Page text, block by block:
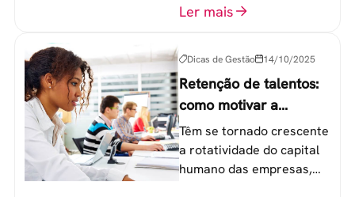
equipe de trabalho. 6
Ler mais
Dicas de Gestão 14/10/2025
Retenção de talentos:
como motivar a
geração Y nas
empresas?
Têm se tornado crescente
a rotatividade do capital
humano das empresas,